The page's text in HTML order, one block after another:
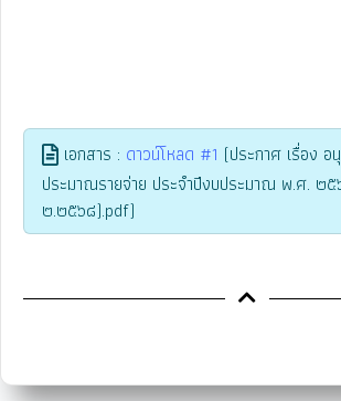
เอกสาร : ดาวน์โหลด #1 (ประกาศ เรื่อง อ
ประมาณรายจ่าย ประจำปีงบประมาณ พ.ศ. ๒
๒.๒๕๖๘).pdf)